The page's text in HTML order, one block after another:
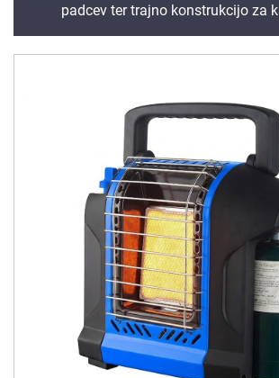
padcev ter trajno konstrukcijo za